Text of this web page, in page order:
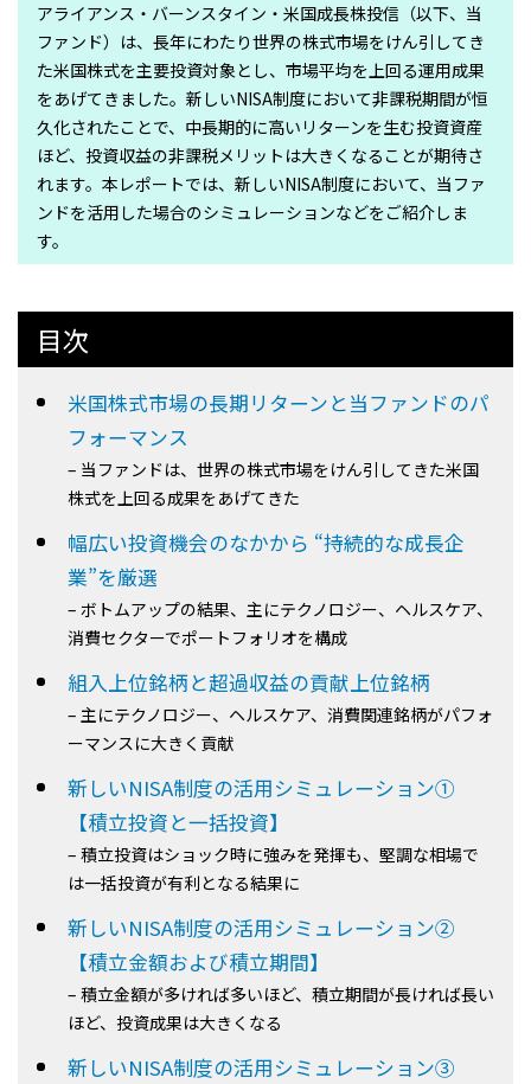
アライアンス・バーンスタイン・米国成長株投信（以下、当
ファンド）は、長年にわたり世界の株式市場をけん引してき
た米国株式を主要投資対象とし、市場平均を上回る運用成果
をあげてきました。新しいNISA制度において非課税期間が恒
久化されたことで、中長期的に高いリターンを生む投資資産
ほど、投資収益の非課税メリットは大きくなることが期待さ
れます。本レポートでは、新しいNISA制度において、当ファ
ンドを活用した場合のシミュレーションなどをご紹介しま
す。
目次
米国株式市場の長期リターンと当ファンドのパ
フォーマンス
– 当ファンドは、世界の株式市場をけん引してきた米国
株式を上回る成果をあげてきた
幅広い投資機会のなかから “持続的な成長企
業”を厳選
– ボトムアップの結果、主にテクノロジー、ヘルスケア、
消費セクターでポートフォリオを構成
組入上位銘柄と超過収益の貢献上位銘柄
– 主にテクノロジー、ヘルスケア、消費関連銘柄がパフォ
ーマンスに大きく貢献
新しいNISA制度の活用シミュレーション①
【積立投資と一括投資】
– 積立投資はショック時に強みを発揮も、堅調な相場で
は一括投資が有利となる結果に
新しいNISA制度の活用シミュレーション②
【積立金額および積立期間】
– 積立金額が多ければ多いほど、積立期間が長ければ長い
ほど、投資成果は大きくなる
新しいNISA制度の活用シミュレーション➂